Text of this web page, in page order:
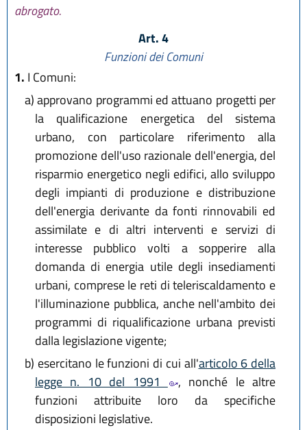
abrogato.
Art. 4
Funzioni dei Comuni
1. I Comuni:
a)approvano programmi ed attuano progetti per
la qualificazione energetica del sistema
urbano, con particolare riferimento alla
promozione dell'uso razionale dell'energia, del
risparmio energetico negli edifici, allo sviluppo
degli impianti di produzione e distribuzione
dell'energia derivante da fonti rinnovabili ed
assimilate e di altri interventi e servizi di
interesse pubblico volti a sopperire alla
domanda di energia utile degli insediamenti
urbani, comprese le reti di teleriscaldamento e
l'illuminazione pubblica, anche nell'ambito dei
programmi di riqualificazione urbana previsti
dalla legislazione vigente;
b) esercitano le funzioni di cui all'articolo 6 della
legge n. 10 del 1991
, nonché le altre
funzioni attribuite loro da specifiche
disposizioni legislative.